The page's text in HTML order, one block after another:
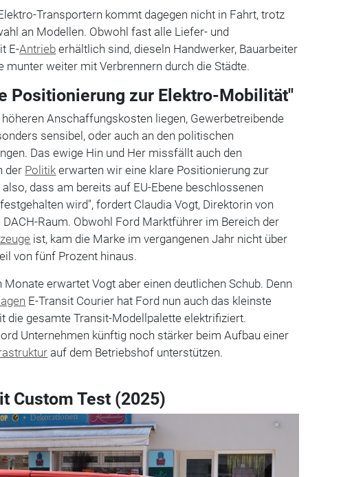
Transportern kommt dagegen nicht in Fahrt, trotz
an Modellen. Obwohl fast alle Liefer- und
E-Antrieb erhältlich sind, dieseln Handwerker, Bauarbeiter
munter weiter mit Verbrennern durch die Städte.
Positionierung zur Elektro-Mobilität"
höheren Anschaffungskosten liegen, Gewerbetreibende
sensibel, oder auch an den politischen
Das ewige Hin und Her missfällt auch den
der Politik erwarten wir eine klare Positionierung zur
dass am bereits auf EU-Ebene beschlossenen
wird", fordert Claudia Vogt, Direktorin von
DACH-Raum. Obwohl Ford Marktführer im Bereich der
ist, kam die Marke im vergangenen Jahr nicht über
von fünf Prozent hinaus.
Monate erwartet Vogt aber einen deutlichen Schub. Denn
E-Transit Courier hat Ford nun auch das kleinste
die gesamte Transit-Modellpalette elektrifiziert.
Unternehmen künftig noch stärker beim Aufbau einer
auf dem Betriebshof unterstützen.
Custom Test (2025)